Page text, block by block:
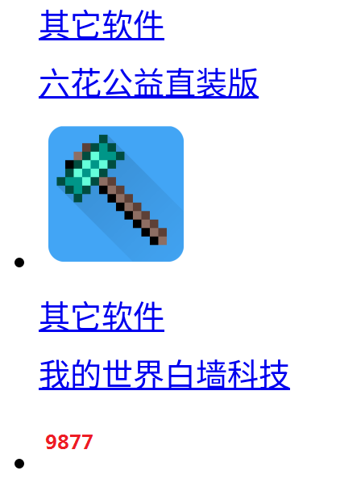
其它软件
六花公益直装版
其它软件
我的世界白墙科技